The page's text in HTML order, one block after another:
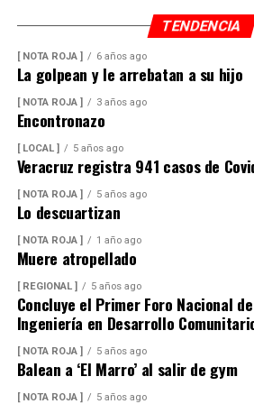
alimento.
En ese sentido, exhortó a la
del huevo antes de comprarlo y dar
producto nacional, al asegurar que
frescura y calidad, además de
miles de familias dedicadas a la
Finalmente, destacó que entre
operan ocho empresas productoras
fuente de empleo y desarrollo
comunidades rurales de ambas
TENDENCIA
[ NOTA ROJA ] 6 años ago
La golpean y le arrebatan a su hijo
[ NOTA ROJA ] 3 años ago
Encontronazo
[ LOCAL ] 5 años ago
Veracruz registra 941 casos de
[ NOTA ROJA ] 5 años ago
Lo descuartizan
[ NOTA ROJA ] 1 año ago
Muere atropellado
[ REGIONAL ] 5 años ago
Concluye el Primer Foro Nacional de
Ingeniería en Desarrollo
[ NOTA ROJA ] 5 años ago
Balean a ‘El Marro’ al salir de gym
[ NOTA ROJA ] 5 años ago